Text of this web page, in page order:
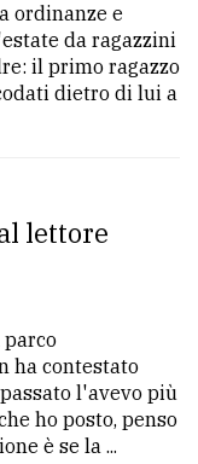
ordinanze e
da ragazzini
il primo ragazzo
dietro di lui a
lettore
ha contestato
l'avevo più
ho posto, penso
è se la ...